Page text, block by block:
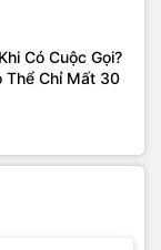
Có Cuộc Gọi?
Thể Chỉ Mất 30